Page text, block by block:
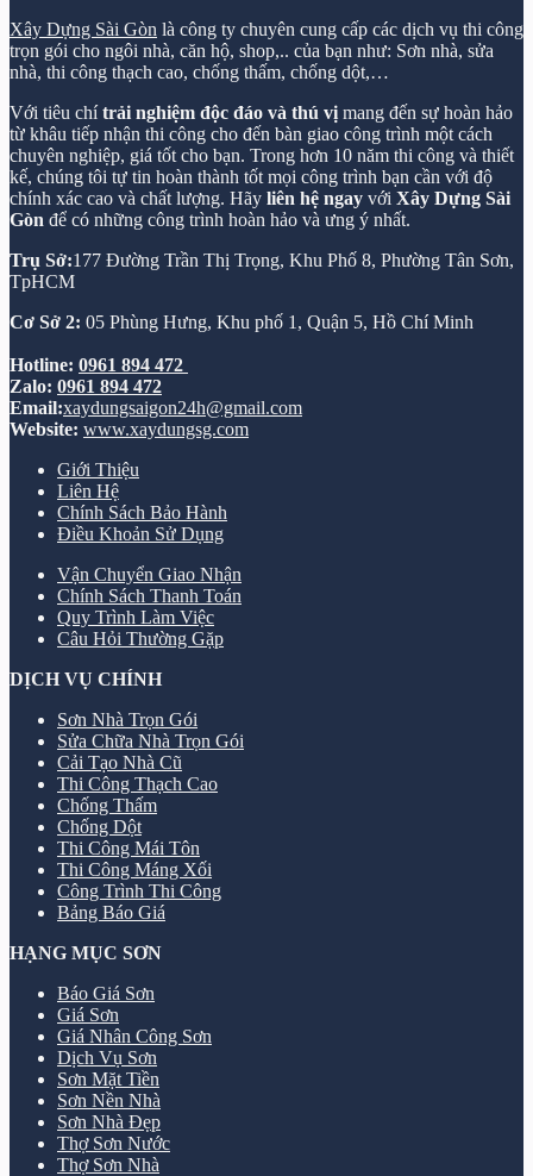
Xây Dựng Sài Gòn là công ty chuyên cung cấp các dịch vụ thi công
trọn gói cho ngôi nhà, căn hộ, shop,.. của bạn như: Sơn nhà, sửa
nhà, thi công thạch cao, chống thấm, chống dột,…
Với tiêu chítrải nghiệm độc đáo và thú vị mang đến sự hoàn hảo
từ khâu tiếp nhận thi công cho đến bàn giao công trình một cách
chuyên nghiệp, giá tốt cho bạn. Trong hơn 10 năm thi công và thiết
kế, chúng tôi tự tin hoàn thành tốt mọi công trình bạn cần với độ
chính xác cao và chất lượng. Hãy liên hệ ngay với Xây Dựng Sài
Gòn để có những công trình hoàn hảo và ưng ý nhất.
Trụ Sở:177 Đường Trần Thị Trọng, Khu Phố 8, Phường Tân Sơn,
TpHCM
Cơ Sở 2: 05 Phùng Hưng, Khu phố 1, Quận 5, Hồ Chí Minh
Hotline: 0961 894 472
Zalo: 0961 894 472
Email:xaydungsaigon24h@gmail.com
Website: www.xaydungsg.com
Giới Thiệu
Liên Hệ
Chính Sách Bảo Hành
Điều Khoản Sử Dụng
Vận Chuyển Giao Nhận
Chính Sách Thanh Toán
Quy Trình Làm Việc
Câu Hỏi Thường Gặp
DỊCH VỤ CHÍNH
Sơn Nhà Trọn Gói
Sửa Chữa Nhà Trọn Gói
Cải Tạo Nhà Cũ
Thi Công Thạch Cao
Chống Thấm
Chống Dột
Thi Công Mái Tôn
Thi Công Máng Xối
Công Trình Thi Công
Bảng Báo Giá
HẠNG MỤC SƠN
Báo Giá Sơn
Giá Sơn
Giá Nhân Công Sơn
Dịch Vụ Sơn
Sơn Mặt Tiền
Sơn Nền Nhà
Sơn Nhà Đẹp
Thợ Sơn Nước
Thợ Sơn Nhà